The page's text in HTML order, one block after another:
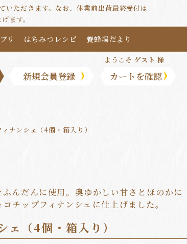
ただきます。なお、休業前出荷最終受付は
ます。
リ はちみつレシピ 養蜂場だより
ようこそゲスト 様
新規会員登録 カートを確認
ナンシェ（4個・箱入り）
ふんだんに使用。奥ゆかしい甘さとほのかに
チップフィナンシェに仕上げました。
ェ（4個・箱入り）